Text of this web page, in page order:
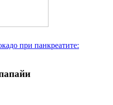
при панкреатите: